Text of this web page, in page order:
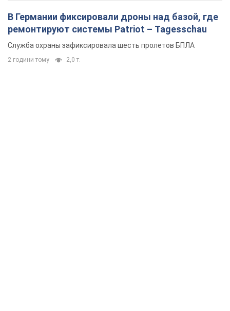
В Германии фиксировали дроны над базой, где
ремонтируют системы Patriot – Tagesschau
Служба охраны зафиксировала шесть пролетов БПЛА
2 години тому 2,0 т.